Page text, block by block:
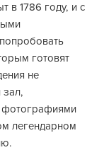
в 1786 году, и с
готовят
не
зал,
фотографиями
легендарном